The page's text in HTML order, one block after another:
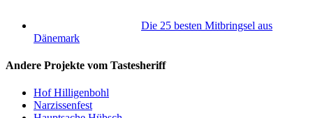
Die 25 besten Mitbringsel aus
Dänemark
Andere Projekte vom Tastesheriff
Hof Hilligenbohl
Narzissenfest